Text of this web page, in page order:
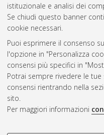
istituzionale e analisi dei
Se chiudi questo banner
cookie necessari.
Puoi esprimere il consenso
l'opzione in "Personalizza
consensi più specifici in
Potrai sempre rivedere le
consensi rientrando nella
sito.
Per maggiori informazioni
Questa lista e' stata
Atom
Rss
2.0
AMS Acta
ISSN: 2038-
re3data.org -
doi.org/
Servizio
Impostazioni